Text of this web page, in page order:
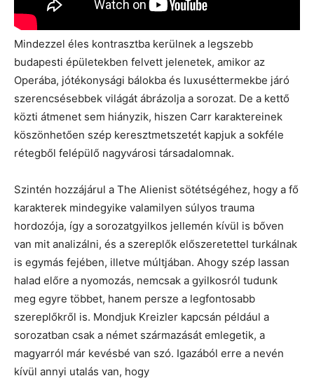
Mindezzel éles kontrasztba kerülnek a legszebb
budapesti épületekben felvett jelenetek, amikor az
Operába, jótékonysági bálokba és luxuséttermekbe járó
szerencsésebbek világát ábrázolja a sorozat. De a kettő
közti átmenet sem hiányzik, hiszen Carr karaktereinek
köszönhetően szép keresztmetszetét kapjuk a sokféle
rétegből felépülő nagyvárosi társadalomnak.
Szintén hozzájárul a The Alienist sötétségéhez, hogy a fő
karakterek mindegyike valamilyen súlyos trauma
hordozója, így a sorozatgyilkos jellemén kívül is bőven
van mit analizálni, és a szereplők előszeretettel turkálnak
is egymás fejében, illetve múltjában. Ahogy szép lassan
halad előre a nyomozás, nemcsak a gyilkosról tudunk
meg egyre többet, hanem persze a legfontosabb
szereplőkről is. Mondjuk Kreizler kapcsán például a
sorozatban csak a német származását emlegetik, a
magyarról már kevésbé van szó. Igazából erre a nevén
kívül annyi utalás van, hogy